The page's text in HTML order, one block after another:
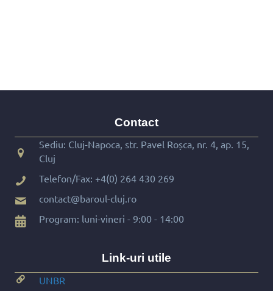
Contact
Sediu: Cluj-Napoca, str. Pavel Roșca, nr. 4, ap. 15,
Cluj
Telefon/Fax: +4(0) 264 430 269
contact@baroul-cluj.ro
Program: luni-vineri - 9:00 - 14:00
Link-uri utile
UNBR